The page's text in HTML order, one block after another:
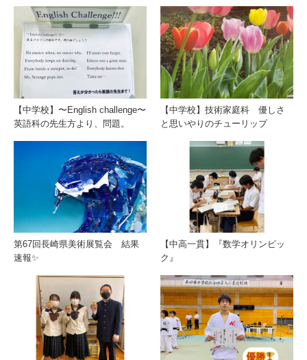
【中学校】〜English challenge〜
英語科の先生方より、問題。
【中学校】技術家庭科 優しさ
と思いやりのチューリップ
第67回長崎県美術展覧会 結果
速報✨
【中高一貫】『数学オリンピッ
ク』